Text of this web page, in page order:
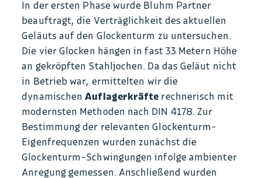
In der ersten Phase wurde Bluhm Partner
beauftragt, die Verträglichkeit des aktuellen
Geläuts auf den Glockenturm zu untersuchen.
Die vier Glocken hängen in fast 33 Metern Höhe
an gekröpften Stahljochen. Da das Geläut nicht
in Betrieb war, ermittelten wir die
dynamischen Auflagerkräfte rechnerisch mit
modernsten Methoden nach DIN 4178. Zur
Bestimmung der relevanten Glockenturm-
Eigenfrequenzen wurden zunächst die
Glockenturm-Schwingungen infolge ambienter
Anregung gemessen. Anschließend wurden